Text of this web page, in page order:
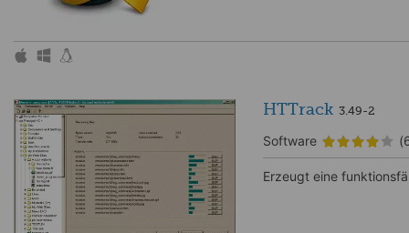
HTTrack 3.49-2
Software
Erzeugt eine